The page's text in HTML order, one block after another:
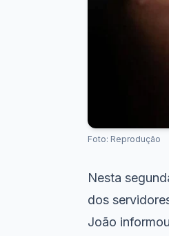
Foto: Reprodução
Nesta
dos
João